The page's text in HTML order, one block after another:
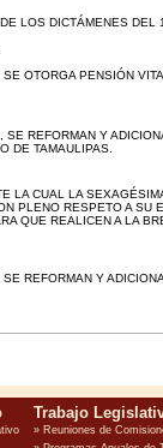
LOS DICTÁMENES DEL
OTORGA PENSIÓN
SE REFORMAN Y
DE TAMAULIPAS.
LA CUAL LA
PLENO RESPETO A SU
QUE REALICEN A LA
REFORMAN Y